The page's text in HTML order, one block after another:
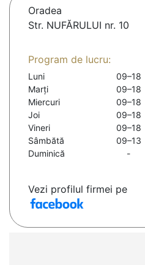
Oradea
Str. NUFĂRULUI nr. 10
Program de lucru:
Luni
09–18
Marți
09–18
Miercuri
09–18
Joi
09–18
Vineri
09–18
Sâmbătă
09–13
Duminică
-
Vezi profilul firmei pe